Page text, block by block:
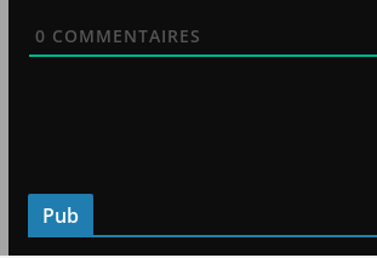
0 COMMENTAIRES
Pub